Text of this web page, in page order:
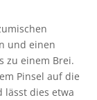
und einen
zu einem Brei.
Pinsel auf die
lässt dies etwa